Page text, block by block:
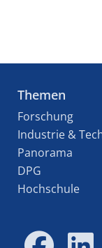
Themen
Forschung
Industrie &
Panorama
DPG
Hochschule